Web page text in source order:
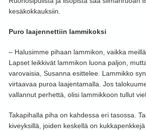
kesäkokkauksiin.
Puro laajennettiin lammikoksi
– Halusimme pihaan lammikon, vaikka
Lapset leikkivät lammikon luona paljon,
varovaisia, Susanna esittelee. Lammikko
virtaavaa puroa laajentamalla. Jos
vallannut perhettä, olisi lammikkoon tullut
Takapihalla piha on kahdessa eri tasossa.
kiveyksillä, joiden keskellä on